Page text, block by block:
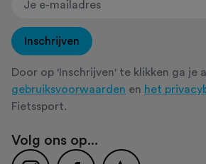
Inschrijven
Door op 'Inschrijven' te klikken ga je
gebruiksvoorwaarden en het
Fietssport.
Volg ons op...